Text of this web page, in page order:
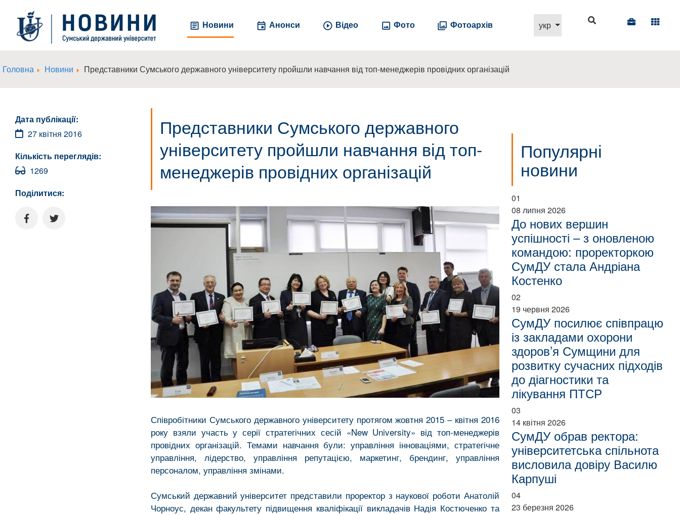
Виберіть свою мову
укр
Новини Анонси Відео Фото Фотоархів
Головна Новини Представники Сумського державного університету пройшли навчання від топ-менеджерів провідних організацій
Дата публікації:
27 квітня 2016
Кількість переглядів:
1269
Поділитися:
Представники Сумського державного
університету пройшли навчання від топ-
менеджерів провідних організацій
Співробітники Сумського державного університету протягом жовтня 2015 – квітня 2016
року взяли участь у серії стратегічних сесій «New University» від топ-менеджерів
провідних організацій. Темами навчання були: управління інноваціями, стратегічне
управління, лідерство, управління репутацією, маркетинг, брендинг, управління
персоналом, управління змінами.
Сумський державний університет представили проректор з наукової роботи Анатолій
Чорноус, декан факультету підвищення кваліфікації викладачів Надія Костюченко та
Популярні
новини
01
08 липня 2026
До нових вершин
успішності – з оновленою
командою: проректоркою
СумДУ стала Андріана
Костенко
02
19 червня 2026
СумДУ посилює співпрацю
із закладами охорони
здоров’я Сумщини для
розвитку сучасних підходів
до діагностики та
лікування ПТСР
03
14 квітня 2026
СумДУ обрав ректора:
університетська спільнота
висловила довіру Василю
Карпуші
04
23 березня 2026